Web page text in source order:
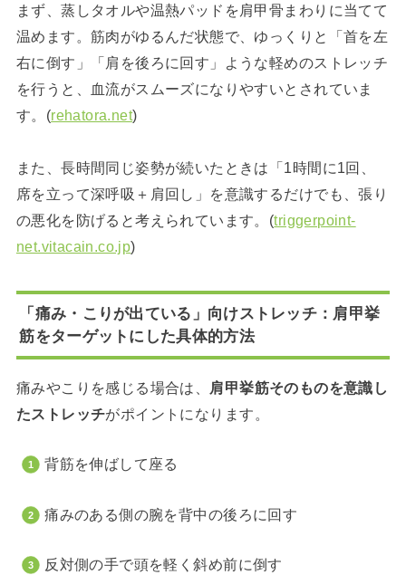
まず、蒸しタオルや温熱パッドを肩甲骨まわりに当てて
温めます。筋肉がゆるんだ状態で、ゆっくりと「首を左
右に倒す」「肩を後ろに回す」ような軽めのストレッチ
を行うと、血流がスムーズになりやすいとされていま
す。(rehatora.net)
また、長時間同じ姿勢が続いたときは「1時間に1回、
席を立って深呼吸＋肩回し」を意識するだけでも、張り
の悪化を防げると考えられています。(triggerpoint-
net.vitacain.co.jp)
「痛み・こりが出ている」向けストレッチ：肩甲挙
筋をターゲットにした具体的方法
痛みやこりを感じる場合は、 肩甲挙筋そのものを意識し
たストレッチがポイントになります。
背筋を伸ばして座る
痛みのある側の腕を背中の後ろに回す
反対側の手で頭を軽く斜め前に倒す